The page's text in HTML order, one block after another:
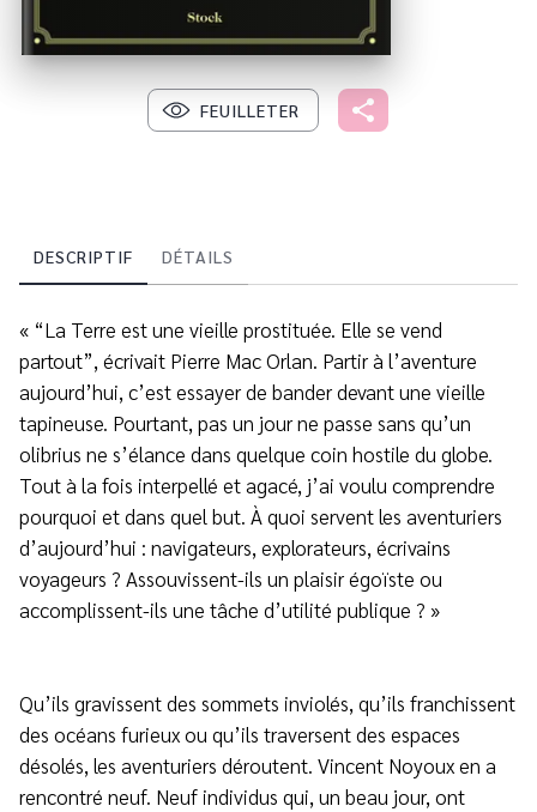
FEUILLETER
DESCRIPTIF DÉTAILS
« “La Terre est une vieille prostituée. Elle se vend
partout”, écrivait Pierre Mac Orlan. Partir à l’aventure
aujourd’hui, c’est essayer de bander devant une vieille
tapineuse. Pourtant, pas un jour ne passe sans qu’un
olibrius ne s’élance dans quelque coin hostile du globe.
Tout à la fois interpellé et agacé, j’ai voulu comprendre
pourquoi et dans quel but. À quoi servent les aventuriers
d’aujourd’hui : navigateurs, explorateurs, écrivains
voyageurs ? Assouvissent-ils un plaisir égoïste ou
accomplissent-ils une tâche d’utilité publique ? »
Qu’ils gravissent des sommets inviolés, qu’ils franchissent
des océans furieux ou qu’ils traversent des espaces
désolés, les aventuriers déroutent. Vincent Noyoux en a
rencontré neuf. Neuf individus qui, un beau jour, ont